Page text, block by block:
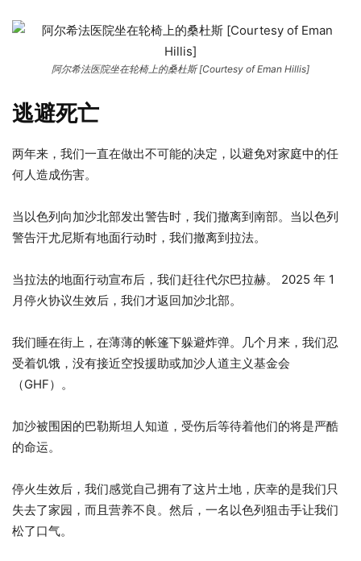
阿尔希法医院坐在轮椅上的桑杜斯 [Courtesy of Eman Hillis]
逃避死亡
两年来，我们一直在做出不可能的决定，以避免对家庭中的任
何人造成伤害。
当以色列向加沙北部发出警告时，我们撤离到南部。当以色列
警告汗尤尼斯有地面行动时，我们撤离到拉法。
当拉法的地面行动宣布后，我们赶往代尔巴拉赫。 2025 年 1
月停火协议生效后，我们才返回加沙北部。
我们睡在街上，在薄薄的帐篷下躲避炸弹。几个月来，我们忍
受着饥饿，没有接近空投援助或加沙人道主义基金会
（GHF）。
加沙被围困的巴勒斯坦人知道，受伤后等待着他们的将是严酷
的命运。
停火生效后，我们感觉自己拥有了这片土地，庆幸的是我们只
失去了家园，而且营养不良。然后，一名以色列狙击手让我们
松了口气。